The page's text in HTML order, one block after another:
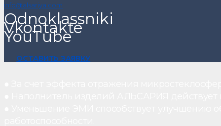
info@alsariya.com
Odnoklassniki
Vkontakte
YouTube
ОСТАВИТЬ ЗАЯВКУ